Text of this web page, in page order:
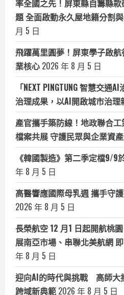
率全國之先！屏東縣自籌縣
題 全面啟動永久屋地籍分割
月 5 日
飛躍萬里圓夢！屏東學子啟
業核心 2026 年 8 月 5 日
「NEXT PINGTUNG 智慧交
治理成果，以AI開啟城市治理
產官攜手築防線！地政聯合
檔案共展 守護民眾與企業資
《韓國製造》第二季定檔9/9
年 8 月 5 日
高醫響應國際母乳週 攜手守
2026 年 8 月 5 日
長榮航空 12 月1 日起開航桃
展南亞市場、串聯北美航網
年 8 月 5 日
迎向AI的時代與挑戰 高師大
跨域新典範 2026 年 8 月 5 日